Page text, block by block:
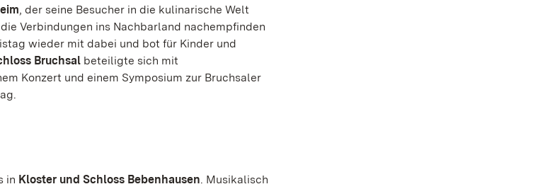
, der seine Besucher in die kulinarische Welt
Verbindungen ins Nachbarland nachempfinden
wieder mit dabei und bot für Kinder und
Bruchsal beteiligte sich mit
Konzert und einem Symposium zur Bruchsaler
in Kloster und Schloss Bebenhausen. Musikalisch